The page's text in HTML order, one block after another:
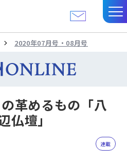
2020年07月号・08月号
革めるもの「八
仏壇」
連載